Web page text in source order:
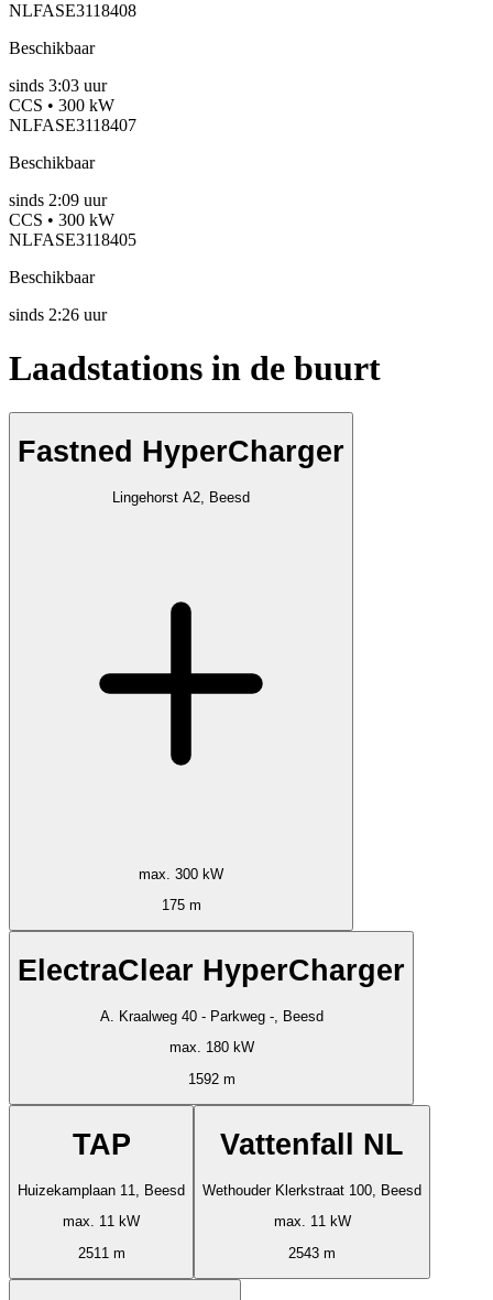
NLFASE3118408
Beschikbaar
sinds 3:03 uur
CCS • 300 kW
NLFASE3118407
Beschikbaar
sinds 2:09 uur
CCS • 300 kW
NLFASE3118405
Beschikbaar
sinds 2:26 uur
Laadstations in de buurt
Fastned HyperCharger
Lingehorst A2, Beesd
max. 300 kW
175 m
ElectraClear HyperCharger
A. Kraalweg 40 - Parkweg -, Beesd
max. 180 kW
1592 m
TAP
Huizekamplaan 11, Beesd
max. 11 kW
2511 m
Vattenfall NL
Wethouder Klerkstraat 100, Beesd
max. 11 kW
2543 m